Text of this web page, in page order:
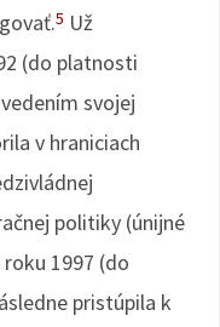
5 Už
(do platnosti
svojej
v hraniciach
politiky (únijné
1997 (do
pristúpila k